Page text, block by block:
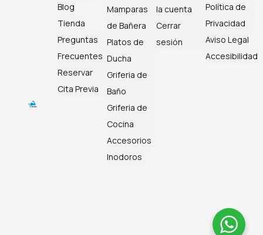
Blog
Tienda
Preguntas
Frecuentes
Reservar
Cita Previa
Mamparas
de Bañera
Platos de
Ducha
Griferia de
Baño
Griferia de
Cocina
Accesorios
Inodoros
la cuenta
Cerrar
sesión
Política de
Privacidad
Aviso Legal
Accesibilidad